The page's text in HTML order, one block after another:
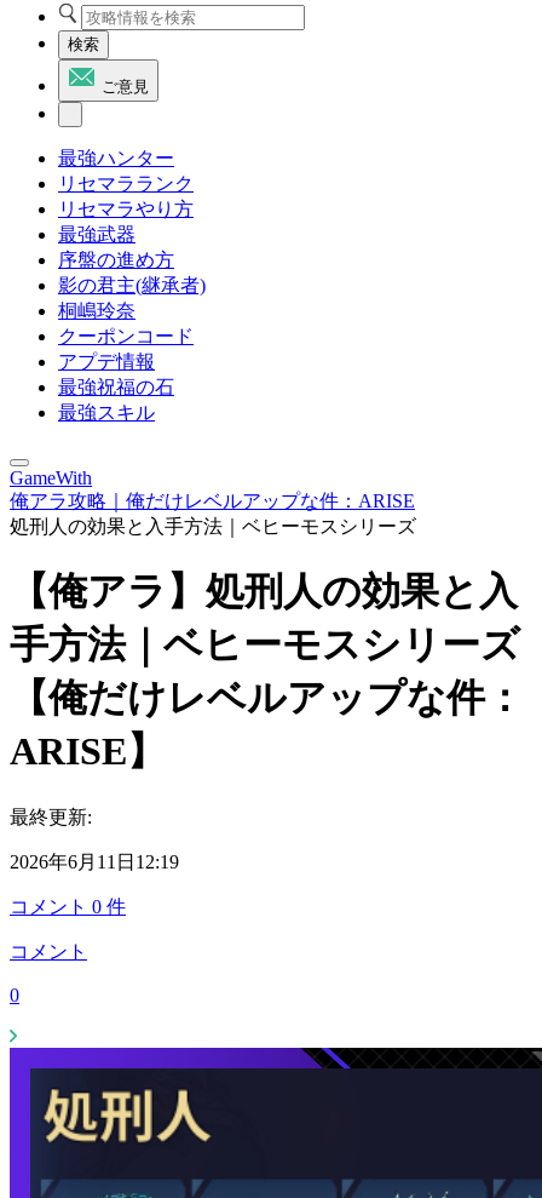
検索
ご意見
最強ハンター
リセマラランク
リセマラやり方
最強武器
序盤の進め方
影の君主(継承者)
桐嶋玲奈
クーポンコード
アプデ情報
最強祝福の石
最強スキル
GameWith
俺アラ攻略｜俺だけレベルアップな件：ARISE
処刑人の効果と入手方法｜ベヒーモスシリーズ
【俺アラ】処刑人の効果と入
手方法｜ベヒーモスシリーズ
【俺だけレベルアップな件：
ARISE】
最終更新:
2026年6月11日12:19
コメント 0 件
コメント
0